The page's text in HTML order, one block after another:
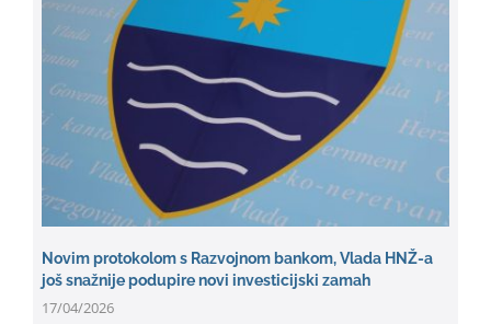
Novim protokolom s Razvojnom bankom, Vlada HNŽ-a
još snažnije podupire novi investicijski zamah
17/04/2026